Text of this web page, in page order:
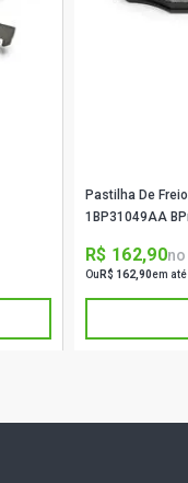
Pastilha De
1BP31049AA
R$ 162,90no
Ou R$ 162,90em